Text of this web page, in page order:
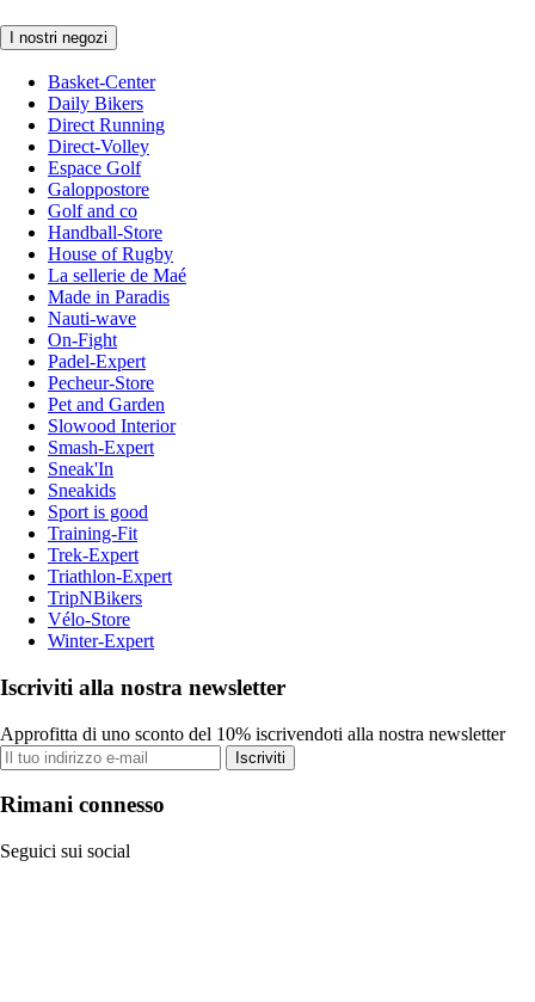
I nostri negozi
Basket-Center
Daily Bikers
Direct Running
Direct-Volley
Espace Golf
Galoppostore
Golf and co
Handball-Store
House of Rugby
La sellerie de Maé
Made in Paradis
Nauti-wave
On-Fight
Padel-Expert
Pecheur-Store
Pet and Garden
Slowood Interior
Smash-Expert
Sneak'In
Sneakids
Sport is good
Training-Fit
Trek-Expert
Triathlon-Expert
TripNBikers
Vélo-Store
Winter-Expert
Iscriviti alla nostra newsletter
Approfitta di uno sconto del 10% iscrivendoti alla nostra newsletter
Iscriviti
Rimani connesso
Seguici sui social